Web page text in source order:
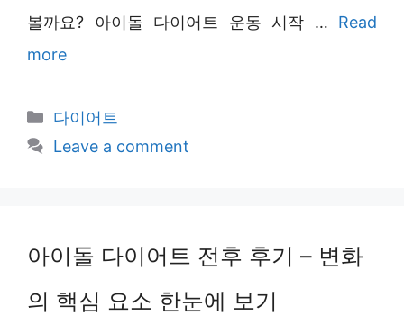
볼까요? 아이돌 다이어트 운동 시작 … Read
more
Categories
다이어트
Leave a comment
아이돌 다이어트 전후 후기 – 변화
의 핵심 요소 한눈에 보기